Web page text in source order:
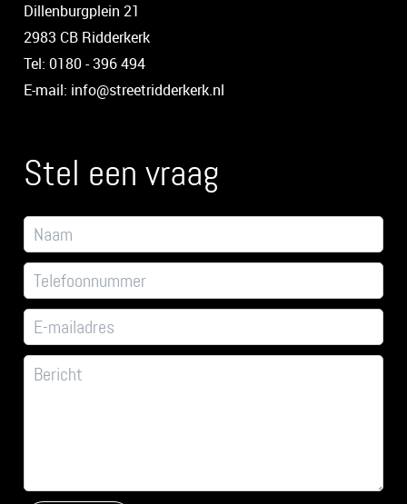
Dillenburgplein 21
2983 CB Ridderkerk
Tel: 0180 - 396 494
E-mail: info@streetridderkerk.nl
Stel een vraag